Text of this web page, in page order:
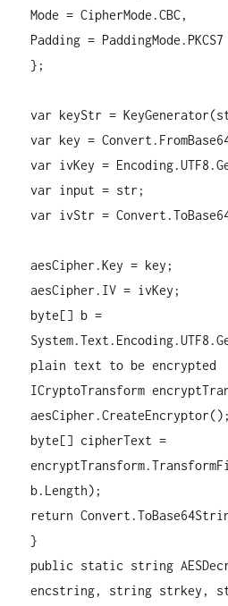
Mode = CipherMode.CBC,
Padding = PaddingMode.PKCS7
};
var keyStr =
var key =
var ivKey =
var input = str;
var ivStr =
aesCipher.Key = key;
aesCipher.IV = ivKey;
byte[] b =
plain text to be encrypted
ICryptoTransform
aesCipher.CreateEncryptor();
byte[] cipherText =
b.Length);
return
}
public static string
encstring, string strkey,